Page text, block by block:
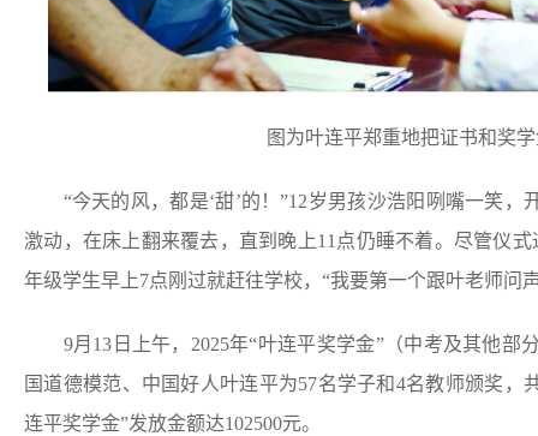
图为叶连平郑重地把证书和奖
“今天的风，都是‘甜’的！”12岁男孩沙浩阳咧嘴一笑，
激动，在床上翻来覆去，直到晚上11点仍睡不着。尽管仪
年级学生早上7点刚过就赶往学校，“我要第一个跟叶老师问
9月13日上午，2025年“叶连平奖学金”（中考及其他部
国道德模范、中国好人叶连平为57名学子和4名教师颁奖，
连平奖学金”发放金额达102500元。